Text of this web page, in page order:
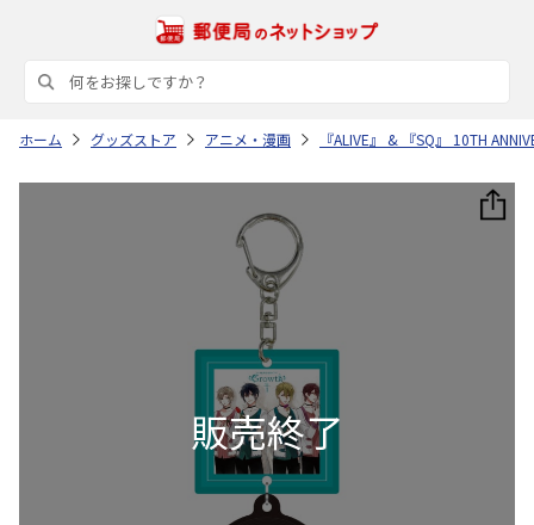
ホーム グッズストア アニメ・漫画 『ALIVE』 & 『SQ』 10TH